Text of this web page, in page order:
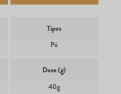
Tipos
Pó
Dose (g)
40g